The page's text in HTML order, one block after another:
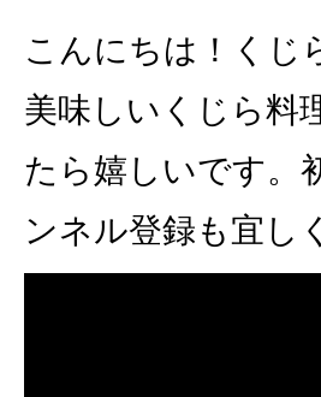
こんにちは！くじ
美味しいくじら料
たら嬉しいです。
ンネル登録も宜し